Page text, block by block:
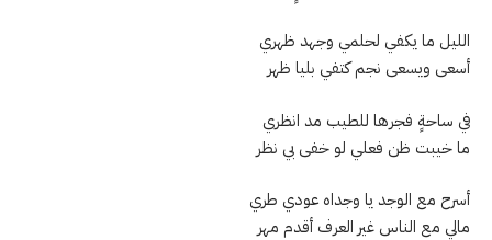
الليل ما يكفي لحلمي وجهد ظهري
أسعى ويسعى نجم كتفي بليا ظهر
في ساحةٍ فجرها للطيب مد انظري
ما خيبت ظن فعلي لو خفى بي نظر
أسرح مع الوجد يا وجداه عودي طري
مالي مع الناس غير العرف أقدم مهر